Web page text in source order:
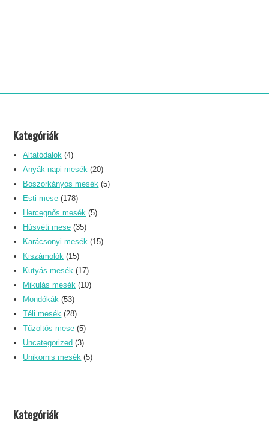
Kategóriák
Altatódalok (4)
Anyák napi mesék (20)
Boszorkányos mesék (5)
Esti mese (178)
Hercegnős mesék (5)
Húsvéti mese (35)
Karácsonyi mesék (15)
Kiszámolók (15)
Kutyás mesék (17)
Mikulás mesék (10)
Mondókák (53)
Téli mesék (28)
Tűzoltós mese (5)
Uncategorized (3)
Unikornis mesék (5)
Kategóriák